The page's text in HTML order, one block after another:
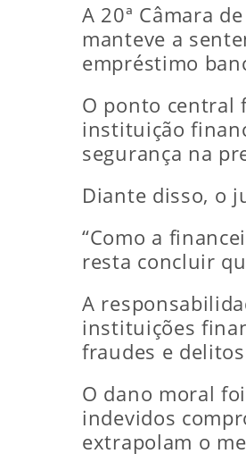
A 20ª Câmara
manteve a
empréstimo
O ponto central
instituição
segurança na
Diante disso, o
“Como a
resta concluir
A
instituições
fraudes e
O dano moral
indevidos
extrapolam o